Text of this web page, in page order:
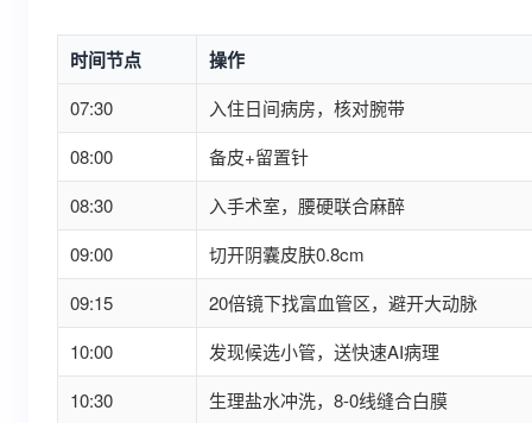
时间节点 操作
07:30
入住日间病房，核对腕带
08:00
备皮+留置针
08:30
入手术室，腰硬联合麻醉
09:00
切开阴囊皮肤0.8cm
09:15
20倍镜下找富血管区，避开大动脉
10:00
发现候选小管，送快速AI病理
10:30
生理盐水冲洗，8-0线缝合白膜